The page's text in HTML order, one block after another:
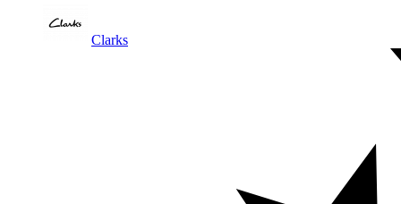
Clarks